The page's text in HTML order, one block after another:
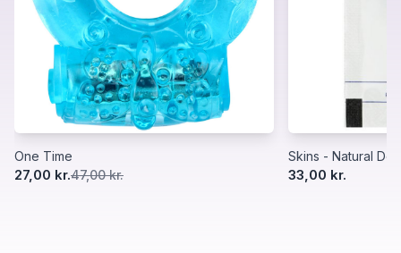
One Time
27,00 kr.47,00 kr.
Skins - Natural
33,00 kr.